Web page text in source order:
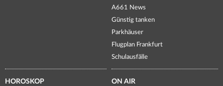
A661 News
Günstig tanken
Parkhäuser
Flugplan Frankfurt
Schulausfälle
HOROSKOP ON AIR